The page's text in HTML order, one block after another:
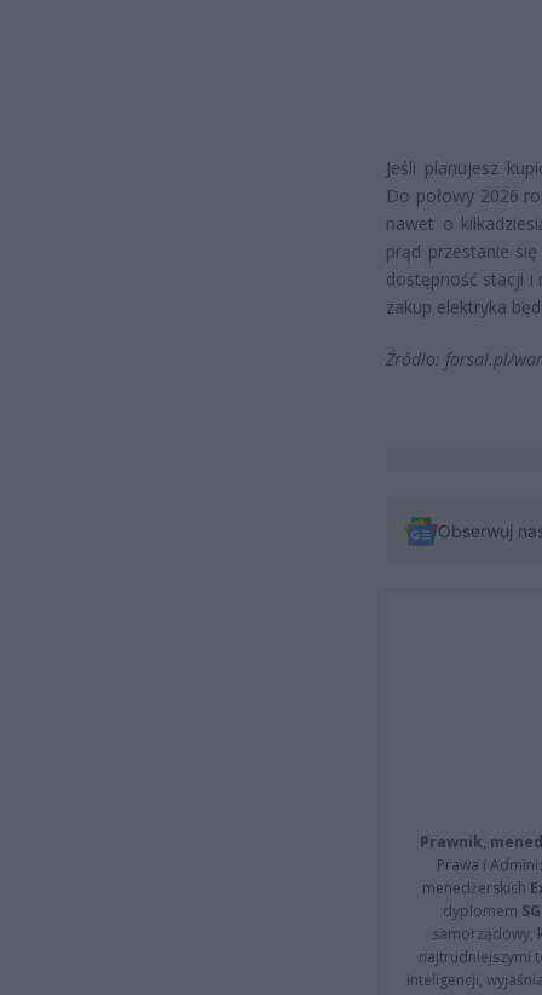
Jeśli planujesz
Do połowy 2026
nawet o
prąd przestanie
dostępność stacji i
zakup elektryka
Źródło: forsal.pl/
Obserwuj
Prawnik,
Prawa i
menedżerskich
dyplomem
samorządowy,
najtrudniejszymi
inteligencji,